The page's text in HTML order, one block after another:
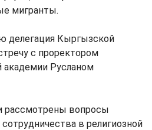
мигранты.
делегация Кыргызской
с проректором
академии Русланом
рассмотрены вопросы
в религиозной